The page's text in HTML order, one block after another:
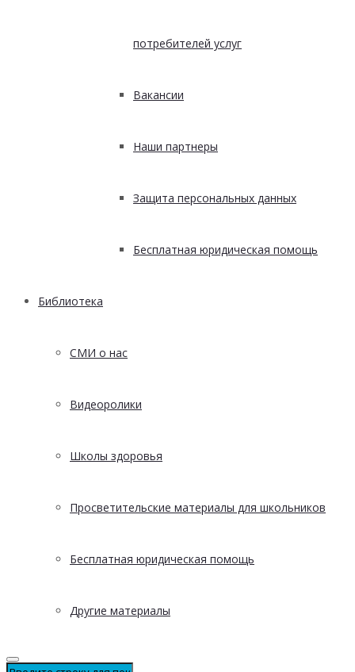
потребителей услуг
Вакансии
Наши партнеры
Защита персональных данных
Бесплатная юридическая помощь
Библиотека
СМИ о нас
Видеоролики
Школы здоровья
Просветительские материалы для школьников
Бесплатная юридическая помощь
Другие материалы